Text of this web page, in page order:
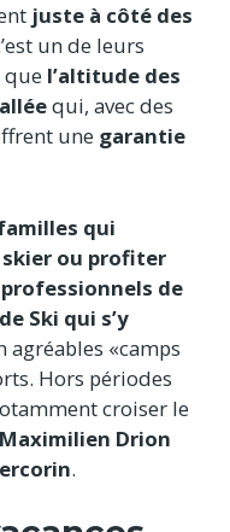
juste à côté des
un de leurs
l’altitude des
qui, avec des
une garantie
qui
ou profiter
de
Ski qui s’y
agréables «camps
Hors périodes
croiser le
Drion
.